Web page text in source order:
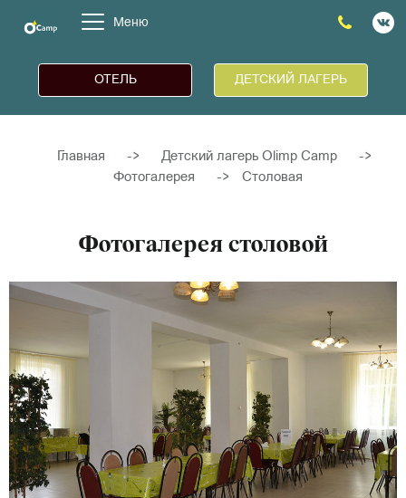
Меню
ОТЕЛЬ ДЕТСКИЙ ЛАГЕРЬ
Главная -> Детский лагерь Olimp Camp
->
Фотогалерея
-> Столовая
Фотогалерея столовой